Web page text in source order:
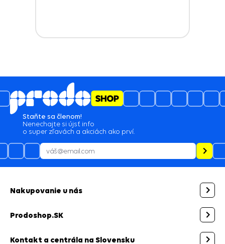
Staňte sa členom!
Nenechajte si újsť info
o super zľavách a akciách ako prví.
Nakupovanie u nás
Prodoshop.SK
Kontakt a centrála na Slovensku